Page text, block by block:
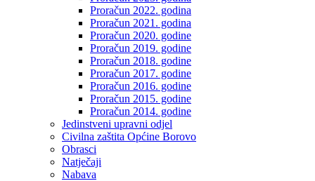
Proračun 2022. godina
Proračun 2021. godina
Proračun 2020. godine
Proračun 2019. godine
Proračun 2018. godine
Proračun 2017. godine
Proračun 2016. godine
Proračun 2015. godine
Proračun 2014. godine
Jedinstveni upravni odjel
Civilna zaštita Općine Borovo
Obrasci
Natječaji
Nabava